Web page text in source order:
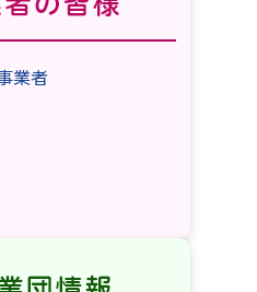
らせ
業者